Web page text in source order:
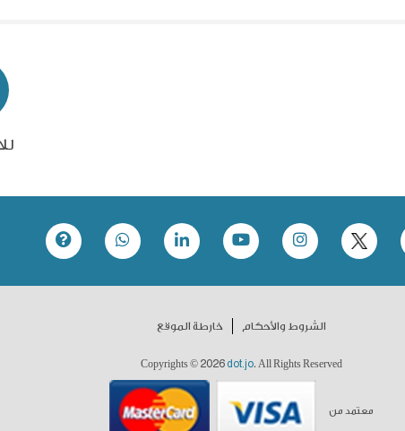
الشروط والأحكام خارطة الموقع
Copyrights © 2026 dot.jo. All Rights Reserved
معتمد من